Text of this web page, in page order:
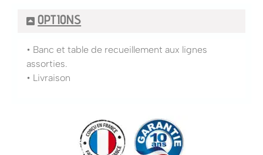
OPTIONS
• Banc et table de recueillement aux lignes
assorties.
• Livraison